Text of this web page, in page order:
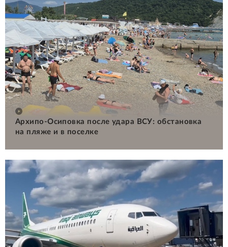
Архипо-Осиповка после удара ВСУ: обстановка
на пляже и в поселке